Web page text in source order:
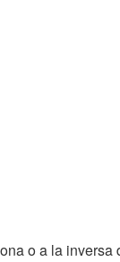
o a la inversa